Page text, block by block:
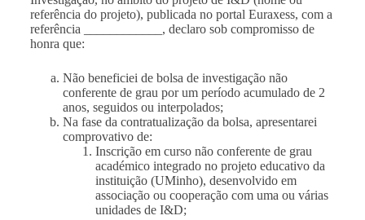
referência do projeto), publicada no portal Euraxess, com a
referência ____________, declaro sob compromisso de
honra que:
Não beneficiei de bolsa de investigação não
conferente de grau por um período acumulado de 2
anos, seguidos ou interpolados;
Na fase da contratualização da bolsa, apresentarei
comprovativo de:
Inscrição em curso não conferente de grau
académico integrado no projeto educativo da
instituição (UMinho), desenvolvido em
associação ou cooperação com uma ou várias
unidades de I&D;